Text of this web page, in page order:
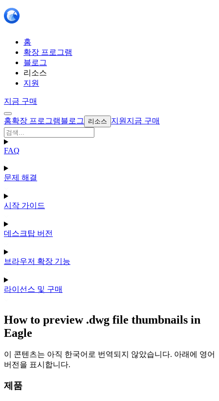
홈
확장 프로그램
블로그
리소스
지원
지금 구매
홈확장 프로그램블로그 리소스 지원 지금 구매
FAQ
문제 해결
시작 가이드
데스크탑 버전
브라우저 확장 기능
라이선스 및 구매
How to preview .dwg file thumbnails in
Eagle
이 콘텐츠는 아직 한국어로 번역되지 않았습니다. 아래에 영어
버전을 표시합니다.
제품